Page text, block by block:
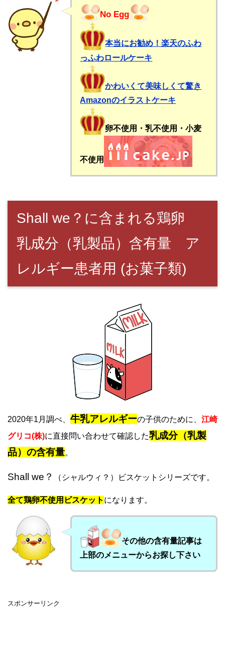
No Egg
本当にお勧め！楽天のふわ
っふわロールケーキ
かわいくて美味しくて驚き
Amazonのイラストケーキ
卵不使用・乳不使用・小麦
不使用
Shall we？に含まれる鶏卵
乳成分（乳製品）含有量 ア
レルギー患者用 (お菓子類)
2020年1月調べ、 牛乳アレルギーの子供のために、 江崎
グリコ(株)に直接問い合わせて確認した乳成分（乳製
品）の含有量。
Shall we？ （シャルウィ？）ビスケットシリーズです。
全て鶏卵不使用ビスケット になります。
その他の含有量記事は
上部のメニューからお探し下さい
スポンサーリンク